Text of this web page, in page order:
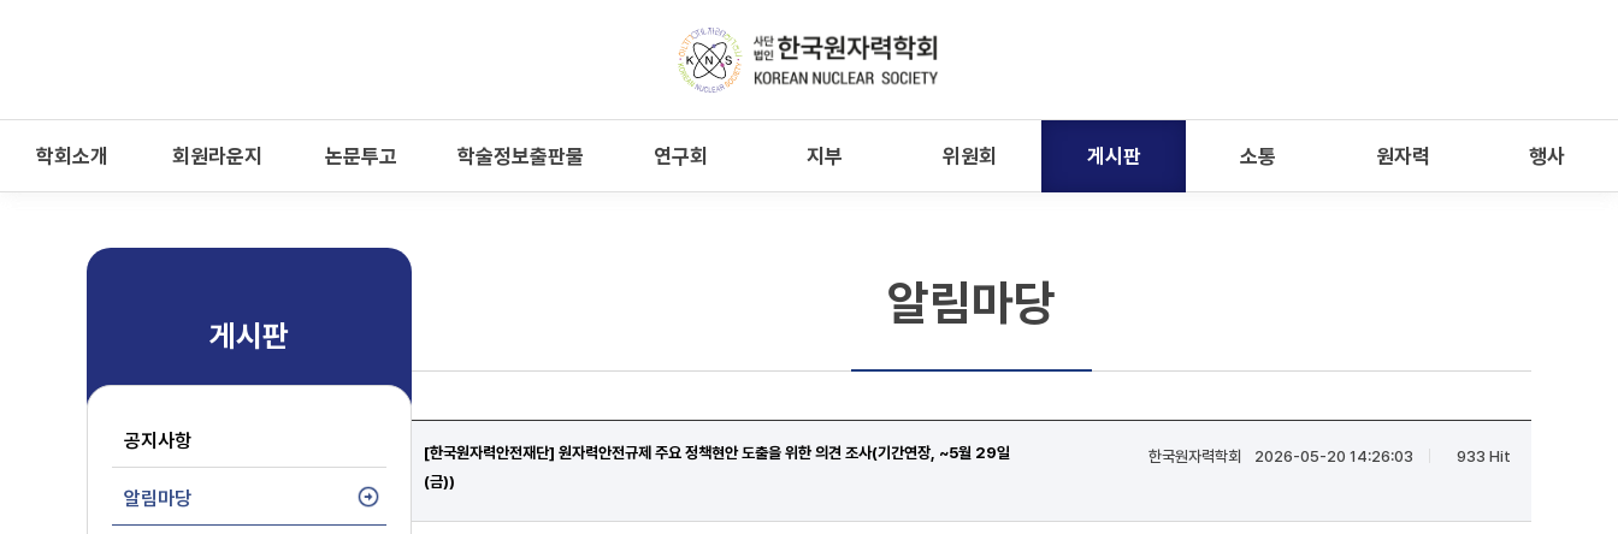
학회소개 회원라운지 논문투고 학술정보출판물 연구회 지부 위원회 게시판 소통 원자력 행사
게시판
공지사항
알림마당
알림마당
[한국원자력안전재단] 원자력안전규제 주요 정책현안 도출을 위한 의견 조사(기간연장, ~5월 29일
(금))
한국원자력학회| 2026-05-20 14:26:03 933 Hit